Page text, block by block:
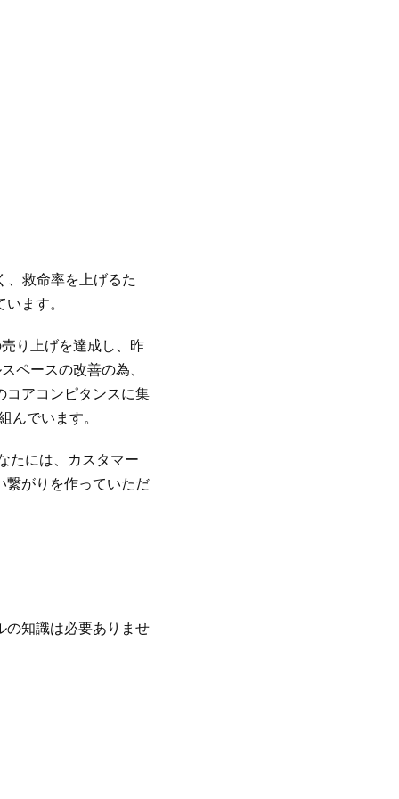
、救命率を上げるた
ます。
り上げを達成し、昨
ペースの改善の為、
コアコンピタンスに集
んでいます。
たには、カスタマー
繋がりを作っていただ
の知識は必要ありませ